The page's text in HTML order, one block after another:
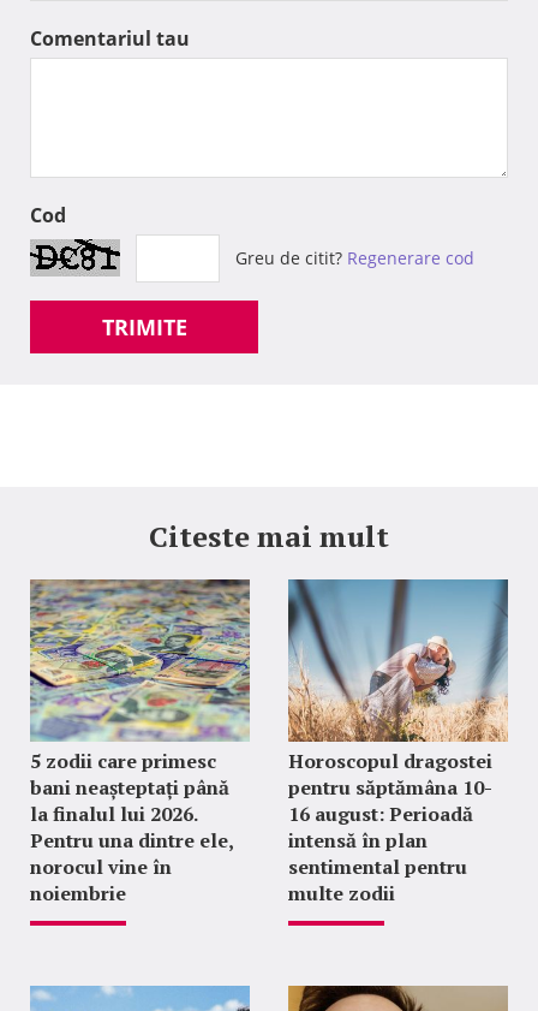
Comentariul tau
Cod
Greu de citit? Regenerare cod
TRIMITE
Citeste mai mult
5 zodii care primesc
bani neașteptați până
la finalul lui 2026.
Pentru una dintre ele,
norocul vine în
noiembrie
Horoscopul dragostei
pentru săptămâna 10-
16 august: Perioadă
intensă în plan
sentimental pentru
multe zodii